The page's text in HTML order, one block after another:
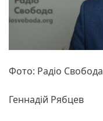
Фото: Радіо Свобода
Геннадій Рябцев